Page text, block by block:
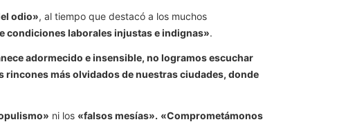
odio», al tiempo que destacó a los muchos
condiciones laborales injustas e indignas».
adormecido e insensible, no logramos escuchar
más olvidados de nuestras ciudades, donde
ni los «falsos mesías». «Comprometámonos